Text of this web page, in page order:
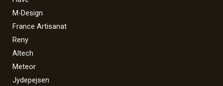
M-Design
France Artisanat
Reny
Altech
Meteor
Jydepejsen